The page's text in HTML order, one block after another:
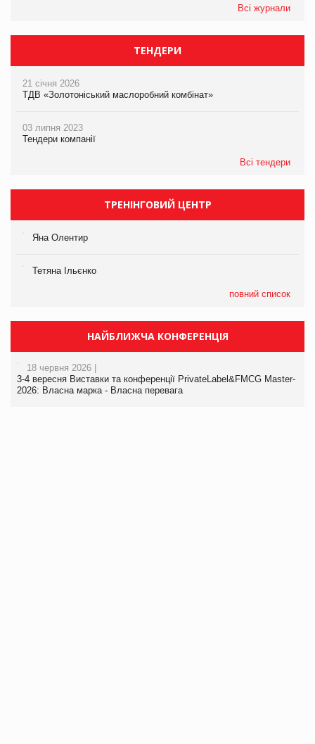
Всі журнали
ТЕНДЕРИ
21 січня 2026
ТДВ «Золотоніський маслоробний комбінат»
03 липня 2023
Тендери компанії
Всі тендери
ТРЕНІНГОВИЙ ЦЕНТР
Яна Олентир
Тетяна Ільєнко
повний список
НАЙБЛИЖЧА КОНФЕРЕНЦІЯ
18 червня 2026 |
3-4 вересня Виставки та конференції PrivateLabel&FMCG Master-
2026: Власна марка - Власна перевага